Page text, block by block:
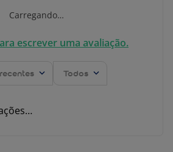
Carregando…
escrever uma avaliação.
Todos